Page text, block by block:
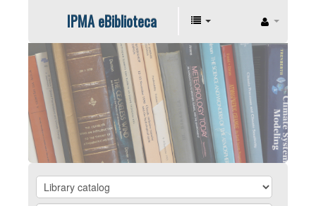
IPMA eBiblioteca